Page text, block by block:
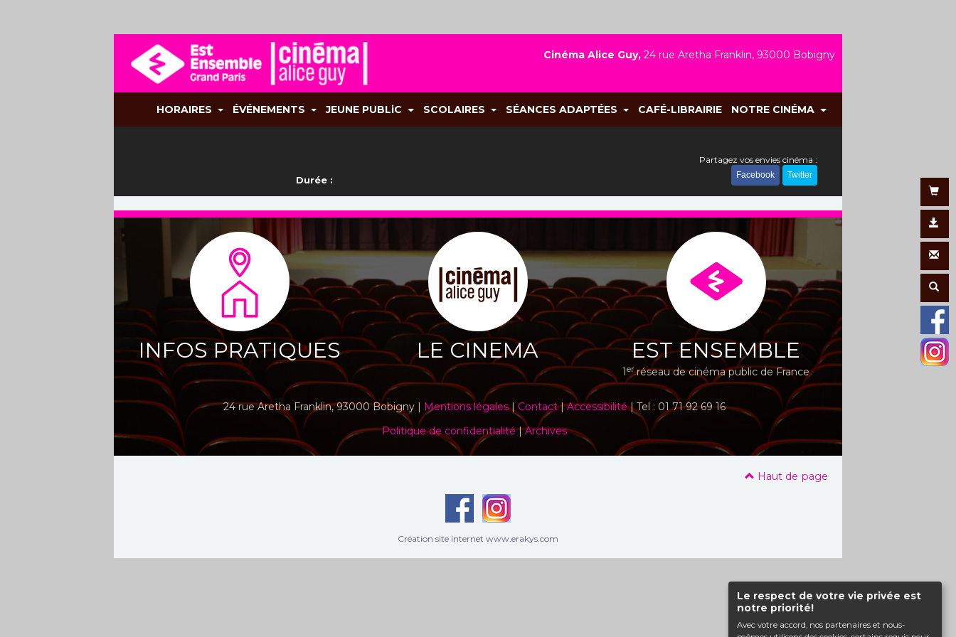
Le respect de votre vie privée est
notre priorité!
Avec votre accord, nos partenaires et nous-
HORAIRES ÉVÉNEMENTS JEUNE PUBLiC SCOLAIRES SÉANCES ADAPTÉES CAFÉ-LIBRAIRIE NOTRE CINÉMA
Cinéma Alice Guy, 24 rue Aretha Franklin, 93000 Bobigny
Durée :
Partagez vos envies cinéma :
Facebook Twitter
INFOS PRATIQUES LE CINEMA EST ENSEMBLE
1erréseau de cinéma public de France
24 rue Aretha Franklin, 93000 Bobigny | Mentions légales| Contact|Accessibilité| Tel : 01 71 92 69 16
Politique de confidentialité|Archives
Haut de page
Création site internet www.erakys.com